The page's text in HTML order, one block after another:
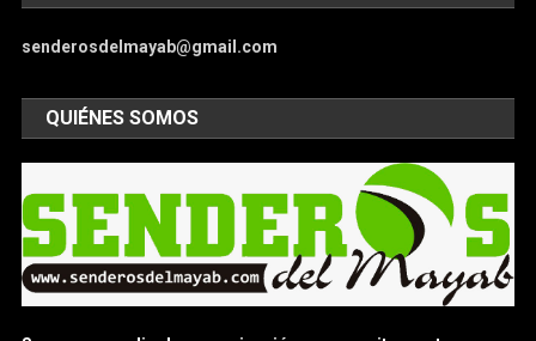
senderosdelmayab@gmail.com
QUIÉNES SOMOS